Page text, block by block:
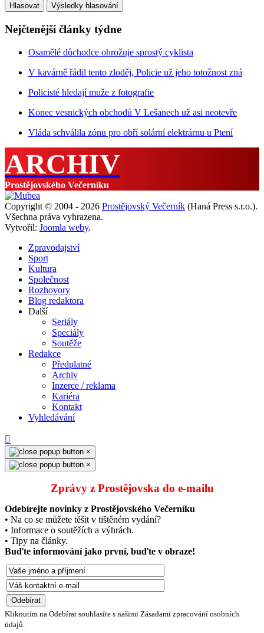
Nejčtenější články týdne
Osamělé důchodce ohrožuje sprostý cyklista
V kavárně řádil tento zloděj, Policie už jeho totožnost zná
Policisté hledají muže z fotografie
Konec vesnických obchodů V Lešanech už asi neotevře
Vláda schválila zónu pro obří solární elektrárnu u Ptení
ARCHIV
Prostějovského Večerníku
Copyright © 2004 - 2026 Prostějovský Večerník (Haná Press s.r.o.).
Všechna práva vyhrazena.
Vytvořil: Joomla weby.
Zpravodajství
Sport
Kultura
Společnost
Rozhovory
Blog redaktora
Další
Seriály
Speciály
Soutěže
Redakce
Předplatné
Archiv
Inzerce / reklama
Kariéra
Kontakt
Vyhledávání
×
×
Zprávy z Prostějovska do e‑mailu
Odebírejte novinky z Prostějovského Večerníku
• Na co se můžete těšit v tištěném vydání?
• Informace o soutěžích a výhrách.
• Tipy na články.
Buďte informování jako první, buďte v obraze!
Kliknutím na Odebírat souhlasíte s našimi Zásadami zpracování osobních
údajů.